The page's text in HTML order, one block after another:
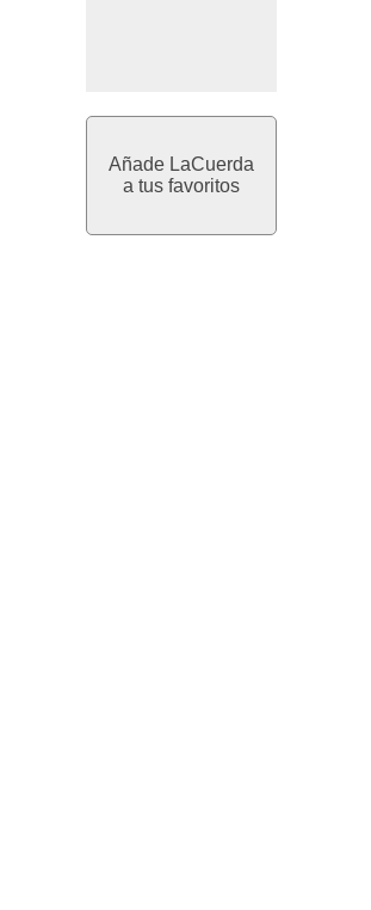
Añade LaCuerda
a tus favoritos